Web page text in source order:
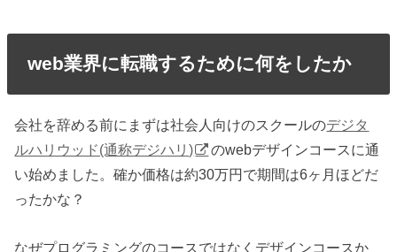
web業界に転職するために何をしたか
会社を辞める前にまずは社会人向けのスクールのデジタ
ルハリウッド(通称デジハリ)
のwebデザインコースに通
い始めました。確か価格は約30万円で期間は6ヶ月ほどだ
ったかな？
なぜプログラミングのコースではなくデザインコースか